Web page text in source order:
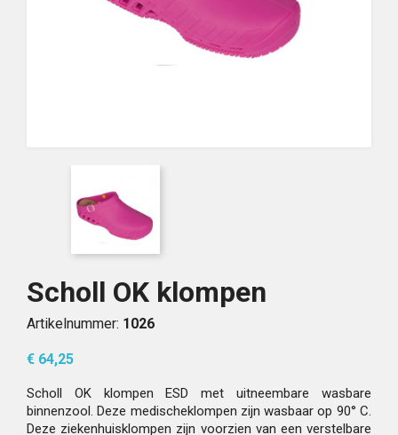
Scholl OK klompen
Artikelnummer: 1026
€ 64,25
Scholl OK klompen ESD met uitneembare wasbare
binnenzool. Deze medischeklompen zijn wasbaar op 90° C.
Deze ziekenhuisklompen zijn voorzien van een verstelbare